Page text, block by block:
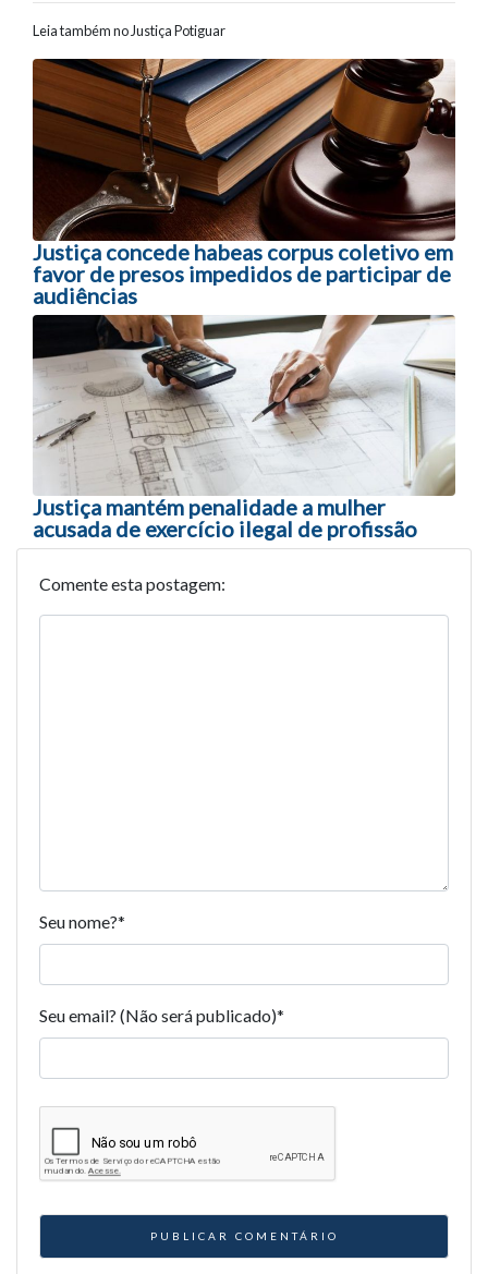
Leia também no Justiça Potiguar
Navegação entre posts
Justiça concede habeas corpus coletivo em
favor de presos impedidos de participar de
audiências
Justiça mantém penalidade a mulher
acusada de exercício ilegal de profissão
Comente esta postagem:
Seu nome?*
Seu email? (Não será publicado)*